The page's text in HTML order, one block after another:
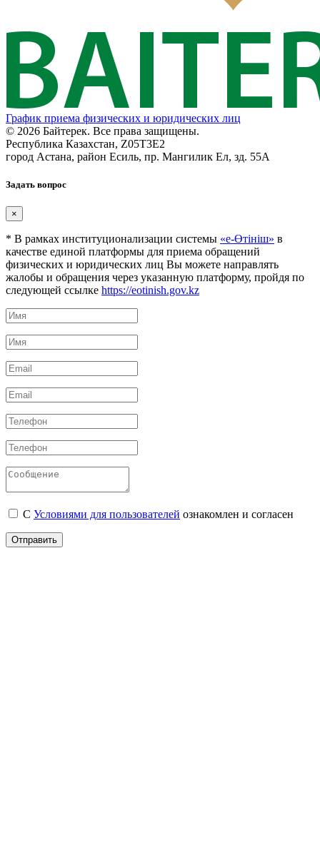
График приема физических и юридических лиц
© 2026 Байтерек. Все права защищены.
Республика Казахстан, Z05T3E2
город Астана, район Есиль, пр. Мангилик Ел, зд. 55А
Задать вопрос
×
* В рамках институционализации системы «е-Өтініш» в
качестве единой платформы для приема обращений
физических и юридических лиц Вы можете направлять
жалобы и обращения через указанную платформу, пройдя по
следующей ссылке https://eotinish.gov.kz
С Условиями для пользователей ознакомлен и согласен
Отправить